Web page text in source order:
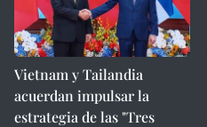
Vietnam y Tailandia
acuerdan impulsar la
estrategia de las "Tres